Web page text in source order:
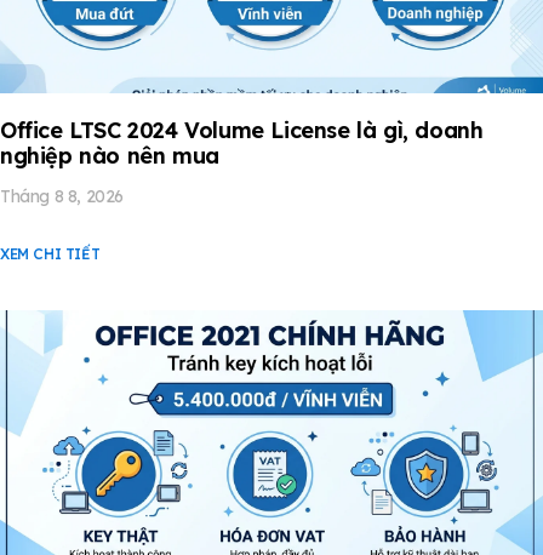
Office LTSC 2024 Volume License là gì, doanh
nghiệp nào nên mua
Tháng 8 8, 2026
XEM CHI TIẾT